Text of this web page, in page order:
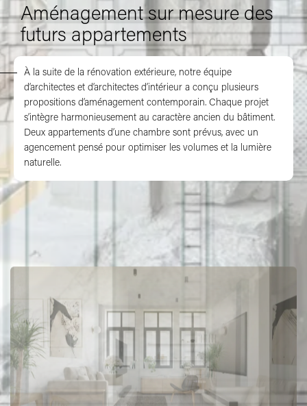
Aménagement sur mesure des
futurs appartements
À la suite de la rénovation extérieure, notre équipe
d’architectes et d’architectes d’intérieur a conçu plusieurs
propositions d’aménagement contemporain. Chaque projet
s’intègre harmonieusement au caractère ancien du bâtiment.
Deux appartements d’une chambre sont prévus, avec un
agencement pensé pour optimiser les volumes et la lumière
naturelle.